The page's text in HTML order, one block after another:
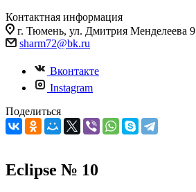
Контактная информация
г. Тюмень, ул. Дмитрия Менделеева 9
sharm72@bk.ru
Вконтакте
Instagram
Поделиться
Eclipse № 10